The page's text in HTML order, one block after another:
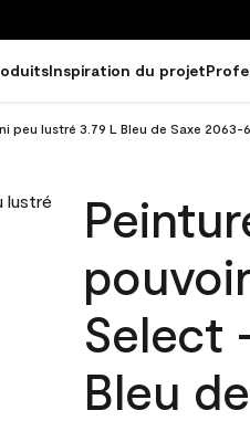
Inspiration du projet
peu lustré 3.79 L Bleu de Saxe 2063-
Select
Bleu